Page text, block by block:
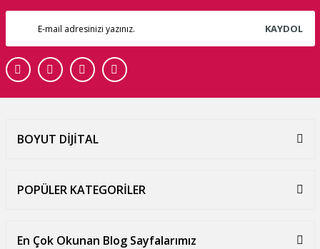
KAYDOL
BOYUT DİJİTAL
POPÜLER KATEGORİLER
En Çok Okunan Blog Sayfalarımız